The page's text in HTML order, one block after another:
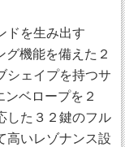
ドを生み出す
グ機能を備えた２
シェイプを持つサ
ベロープを２
した３２鍵のフル
高いレゾナンス設